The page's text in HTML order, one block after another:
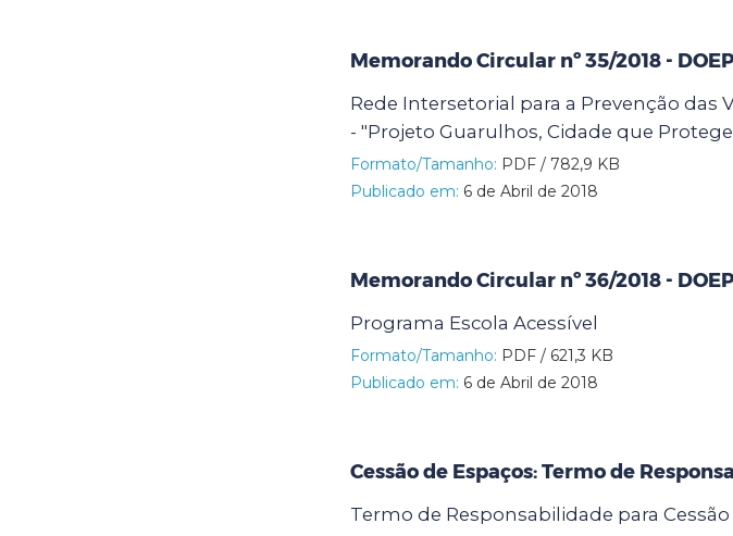
Memorando Circular nº 35/2018 - DOEP
Rede Intersetorial para a Prevenção das
- "Projeto Guarulhos, Cidade que
Formato/Tamanho: PDF / 782,9 KB
Publicado em: 6 de Abril de 2018
Memorando Circular nº 36/2018 - DOEP
Programa Escola Acessível
Formato/Tamanho: PDF / 621,3 KB
Publicado em: 6 de Abril de 2018
Cessão de Espaços: Termo de
Termo de Responsabilidade para Cessão